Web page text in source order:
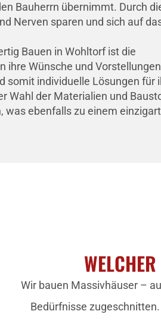
Bauherrn übernimmt. Durch
Nerven sparen und sich auf
Bauen in Wohltorf ist die
ihre Wünsche und
somit individuelle Lösungen für
Wahl der Materialien und
was ebenfalls zu einem
Wir bauen Massivhäuser –
Bedürfnisse